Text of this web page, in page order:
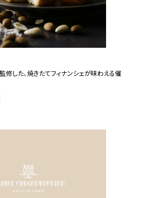
修した、焼きたてフィナンシェが味わえる催